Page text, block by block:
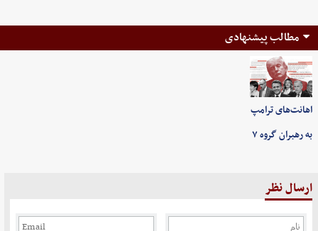
مطالب پیشنهادی
اهانت‌های ترامپ
به رهبران گروه ۷
ارسال نظر